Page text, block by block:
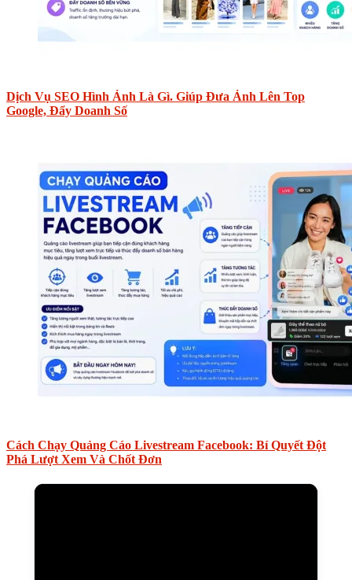
Dịch Vụ SEO Hình Ảnh Là Gì. Giúp Đưa Ảnh Lên Top
Google, Đẩy Doanh Số
Cách Chạy Quảng Cáo Livestream Facebook: Bí Quyết Đột
Phá Lượt Xem Và Chốt Đơn